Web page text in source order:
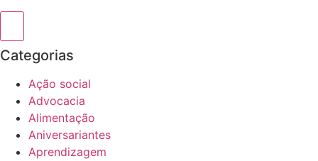
Categorias
Ação social
Advocacia
Alimentação
Aniversariantes
Aprendizagem